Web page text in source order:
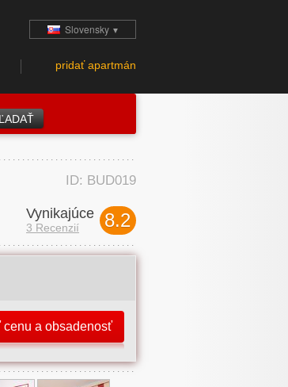
Slovensky ▼
pridať apartmán
ID: BUD019
8.2
Vynikajúce
3 Recenzií